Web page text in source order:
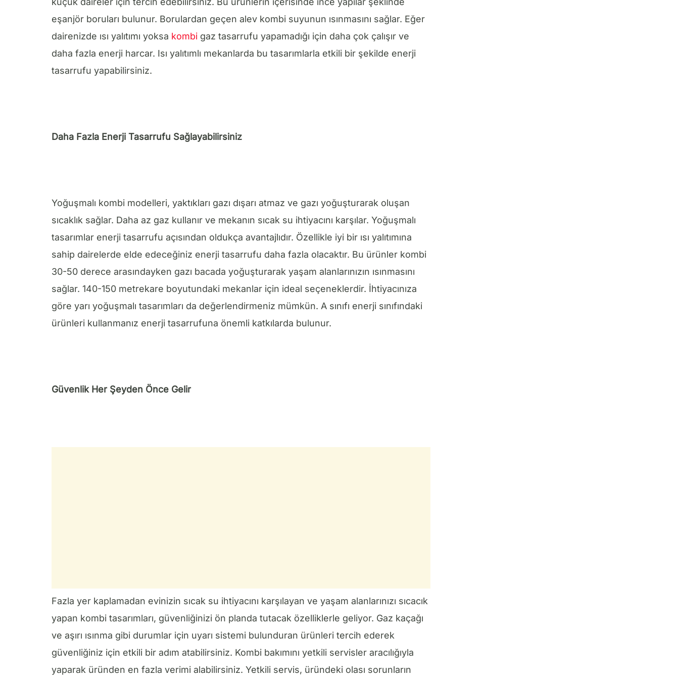
eşanjör boruları bulunur. Borulardan geçen alev kombi suyunun ısınmasını sağlar. Eğer
dairenizde ısı yalıtımı yoksa kombi gaz tasarrufu yapamadığı için daha çok çalışır ve
daha fazla enerji harcar. Isı yalıtımlı mekanlarda bu tasarımlarla etkili bir şekilde enerji
tasarrufu yapabilirsiniz.
Daha Fazla Enerji Tasarrufu Sağlayabilirsiniz
Yoğuşmalı kombi modelleri, yaktıkları gazı dışarı atmaz ve gazı yoğuşturarak oluşan
sıcaklık sağlar. Daha az gaz kullanır ve mekanın sıcak su ihtiyacını karşılar. Yoğuşmalı
tasarımlar enerji tasarrufu açısından oldukça avantajlıdır. Özellikle iyi bir ısı yalıtımına
sahip dairelerde elde edeceğiniz enerji tasarrufu daha fazla olacaktır. Bu ürünler kombi
30-50 derece arasındayken gazı bacada yoğuşturarak yaşam alanlarınızın ısınmasını
sağlar. 140-150 metrekare boyutundaki mekanlar için ideal seçeneklerdir. İhtiyacınıza
göre yarı yoğuşmalı tasarımları da değerlendirmeniz mümkün. A sınıfı enerji sınıfındaki
ürünleri kullanmanız enerji tasarrufuna önemli katkılarda bulunur.
Güvenlik Her Şeyden Önce Gelir
Fazla yer kaplamadan evinizin sıcak su ihtiyacını karşılayan ve yaşam alanlarınızı sıcacık
yapan kombi tasarımları, güvenliğinizi ön planda tutacak özelliklerle geliyor. Gaz kaçağı
ve aşırı ısınma gibi durumlar için uyarı sistemi bulunduran ürünleri tercih ederek
güvenliğiniz için etkili bir adım atabilirsiniz. Kombi bakımını yetkili servisler aracılığıyla
yaparak üründen en fazla verimi alabilirsiniz. Yetkili servis, üründeki olası sorunların